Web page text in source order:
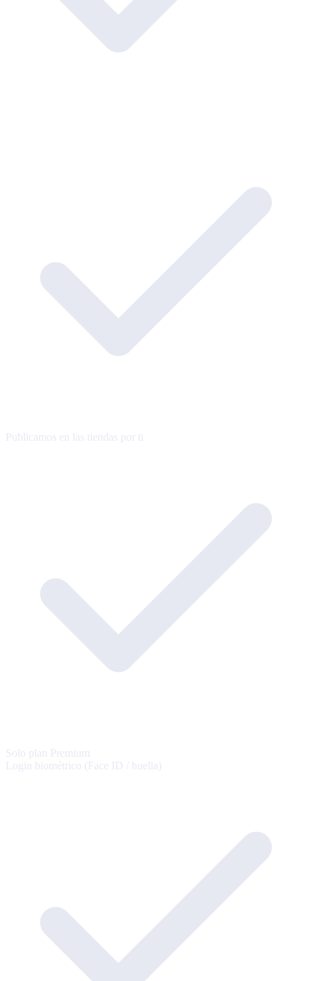
Publicamos en las tiendas por ti
Solo plan Premium
Login biométrico (Face ID / huella)